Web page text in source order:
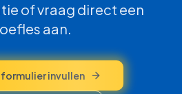
of vraag direct een
aan.
invullen